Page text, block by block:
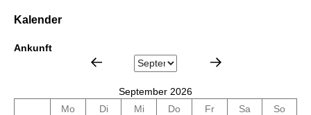
Kalender
Ankunft
September 2026
Mo
Di Mi Do Fr Sa
So